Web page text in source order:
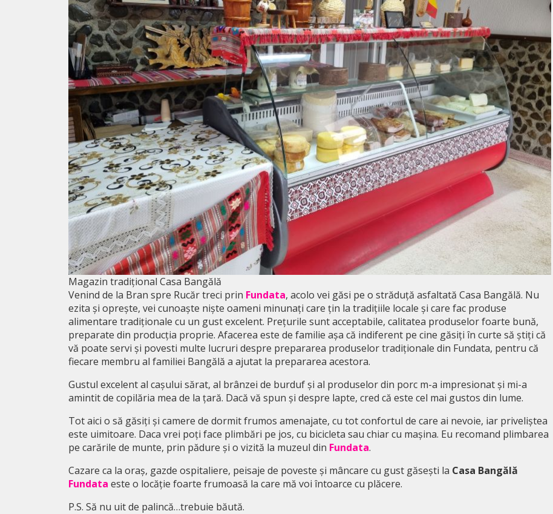
Magazin tradițional Casa Bangălă
Venind de la Bran spre Rucăr treci prin Fundata, acolo vei găsi pe o străduță asfaltată Casa Bangălă. Nu
ezita și oprește, vei cunoaște niște oameni minunați care țin la tradițiile locale și care fac produse
alimentare tradiționale cu un gust excelent. Prețurile sunt acceptabile, calitatea produselor foarte bună,
preparate din producția proprie. Afacerea este de familie așa că indiferent pe cine găsiți în curte să știți că
vă poate servi și povesti multe lucruri despre prepararea produselor tradiționale din Fundata, pentru că
fiecare membru al familiei Bangălă a ajutat la prepararea acestora.
Gustul excelent al cașului sărat, al brânzei de burduf și al produselor din porc m-a impresionat și mi-a
amintit de copilăria mea de la țară. Dacă vă spun și despre lapte, cred că este cel mai gustos din lume.
Tot aici o să găsiți și camere de dormit frumos amenajate, cu tot confortul de care ai nevoie, iar priveliștea
este uimitoare. Daca vrei poți face plimbări pe jos, cu bicicleta sau chiar cu mașina. Eu recomand plimbarea
pe carările de munte, prin pădure și o vizită la muzeul din Fundata.
Cazare ca la oraș, gazde ospitaliere, peisaje de poveste și mâncare cu gust găsești la Casa Bangălă
Fundata este o locăție foarte frumoasă la care mă voi întoarce cu plăcere.
P.S. Să nu uit de palincă…trebuie băută.